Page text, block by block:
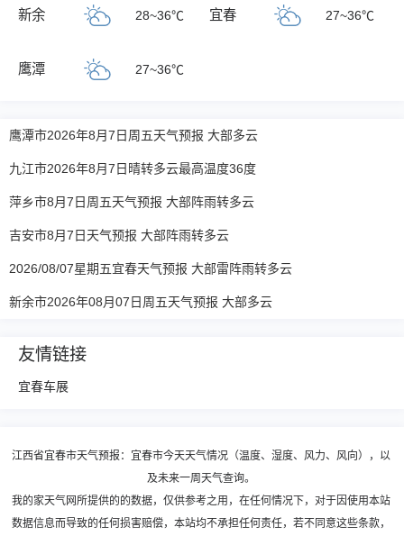
新余 28~36℃ 宜春 27~36℃
鹰潭 27~36℃
鹰潭市2026年8月7日周五天气预报 大部多云
九江市2026年8月7日晴转多云最高温度36度
萍乡市8月7日周五天气预报 大部阵雨转多云
吉安市8月7日天气预报 大部阵雨转多云
2026/08/07星期五宜春天气预报 大部雷阵雨转多云
新余市2026年08月07日周五天气预报 大部多云
友情链接
宜春车展
江西省宜春市天气预报：宜春市今天天气情况（温度、湿度、风力、风向），以
及未来一周天气查询。
我的家天气网所提供的的数据，仅供参考之用，在任何情况下，对于因使用本站
数据信息而导致的任何损害赔偿，本站均不承担任何责任，若不同意这些条款，